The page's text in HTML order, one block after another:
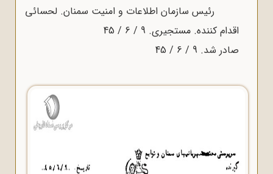
رئیس سازمان اطلاعات و امنیت سمنان. لحسائی
اقدام کننده. مستجیری. 9 / 6 / 45
صادر شد. 9 / 6 / 45